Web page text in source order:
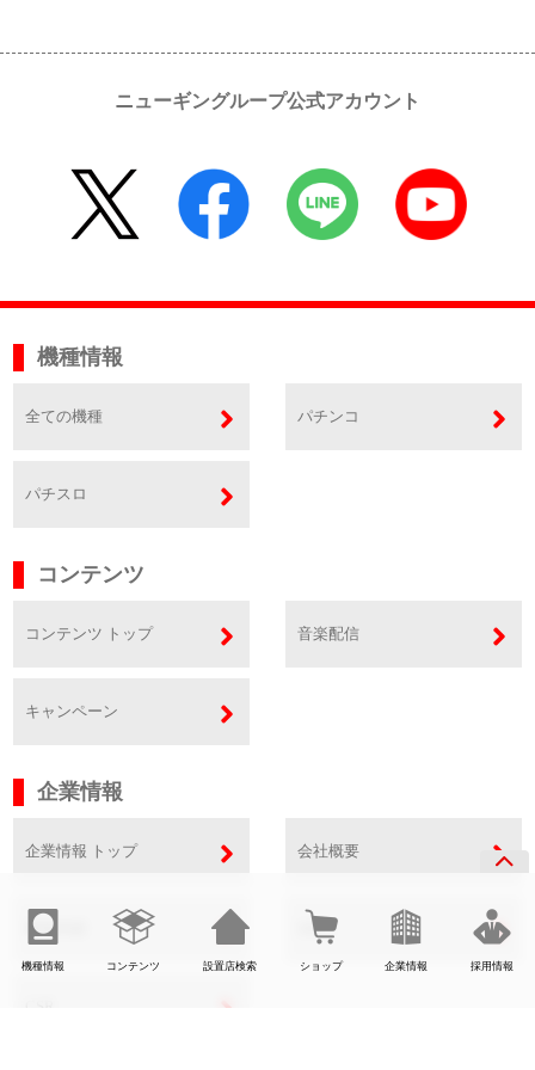
機種情報 コンテンツ 設置店検索 ショップ 企業情報 採用情報
ニューギングループ公式アカウント
機種情報
全ての機種 パチンコ
パチスロ
コンテンツ
コンテンツ トップ 音楽配信
キャンペーン
企業情報
企業情報 トップ 会社概要
事業内容 SDGs